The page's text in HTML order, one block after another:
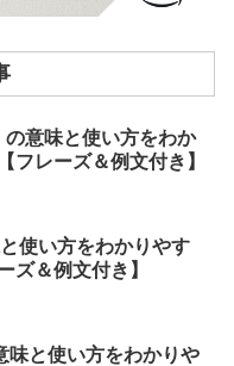
の意味と使い方をわか
フレーズ＆例文付き】
使い方をわかりやす
ズ＆例文付き】
味と使い方をわかりや